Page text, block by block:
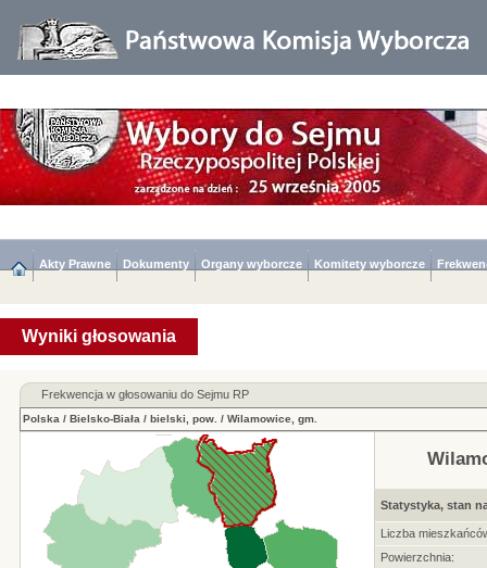
Akty Prawne Dokumenty Organy wyborcze Komitety wyborcze
Wyniki głosowania
Frekwencja w głosowaniu do Sejmu RP
Polska / Bielsko-Biała / bielski, pow. / Wilamowice, gm.
Statystyka, stan
Liczba
Powierzchnia: